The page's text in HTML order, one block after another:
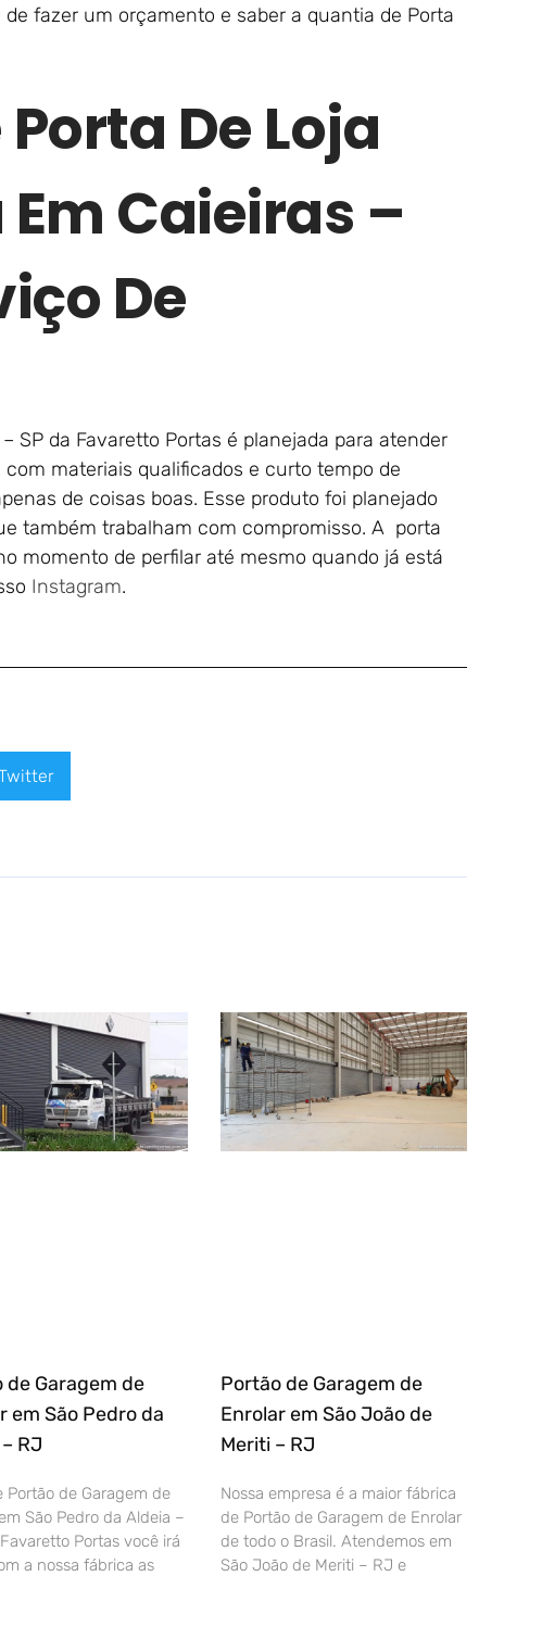
fazer um orçamento e saber a quantia de Porta
De Loja
Caieiras –
De
SP da Favaretto Portas é planejada para atender
materiais qualificados e curto tempo de
de coisas boas. Esse produto foi planejado
também trabalham com compromisso. A porta
momento de perfilar até mesmo quando já está
Instagram.
de Garagem de
em São Pedro da
RJ
Portão de Garagem de
São Pedro da Aldeia –
Portas você irá
a nossa fábrica as
Portão de Garagem de
Enrolar em São João de
Meriti – RJ
Nossa empresa é a maior fábrica
de Portão de Garagem de Enrolar
de todo o Brasil. Atendemos em
São João de Meriti – RJ e